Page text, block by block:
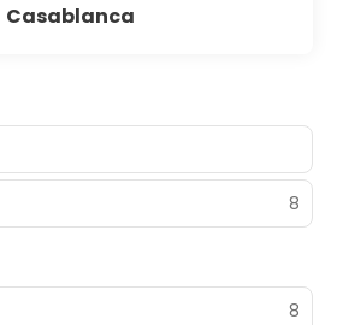
Casablanca
8
8